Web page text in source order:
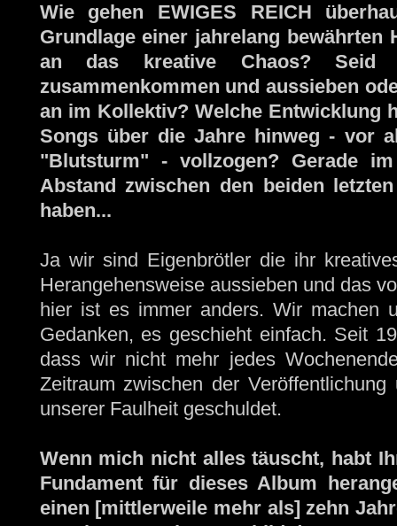
Wie gehen EWIGES REICH
Grundlage einer jahrelang bewährten
an das kreative Chaos? Seid
zusammenkommen und aussieben
an im Kollektiv? Welche Entwicklung
Songs über die Jahre hinweg - vor
"Blutsturm" - vollzogen? Gerade
Abstand zwischen den beiden
haben...
Ja wir sind Eigenbrötler die ihr
Herangehensweise aussieben und das
hier ist es immer anders. Wir machen
Gedanken, es geschieht einfach. Seit
dass wir nicht mehr jedes
Zeitraum zwischen der
unserer Faulheit geschuldet.
Wenn mich nicht alles täuscht, habt
Fundament für dieses Album
einen [mittlerweile mehr als] zehn